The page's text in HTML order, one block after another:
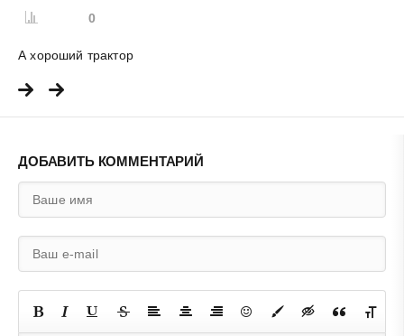
0
А хороший трактор
ДОБАВИТЬ КОММЕНТАРИЙ